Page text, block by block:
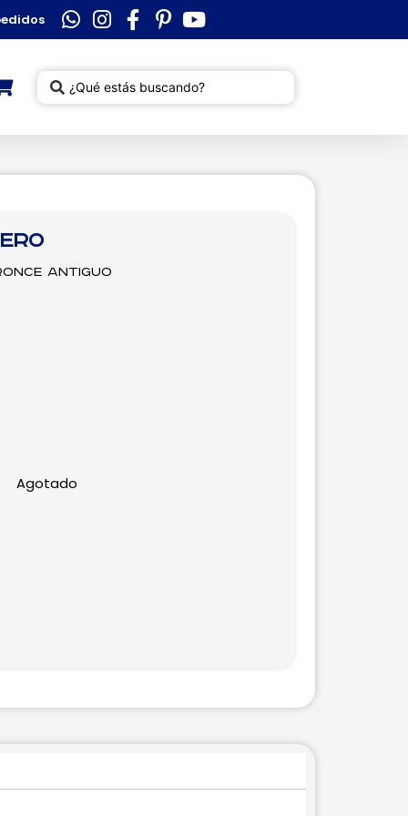
Antiguo
Agotado